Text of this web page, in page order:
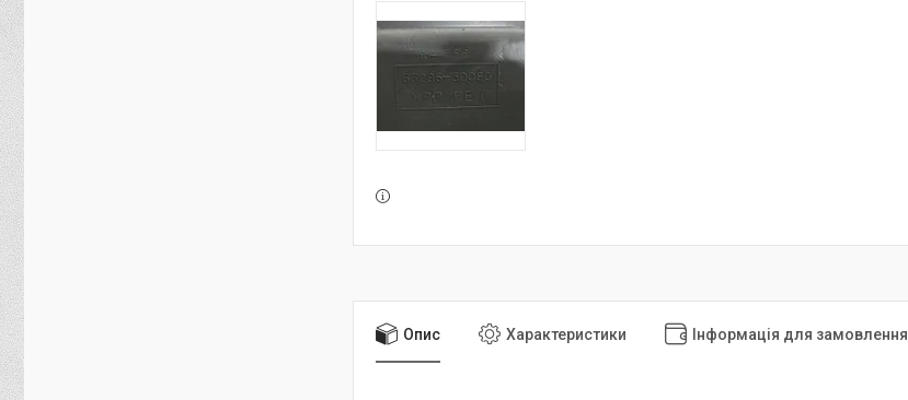
Опис Характеристики Інформація для замовлення